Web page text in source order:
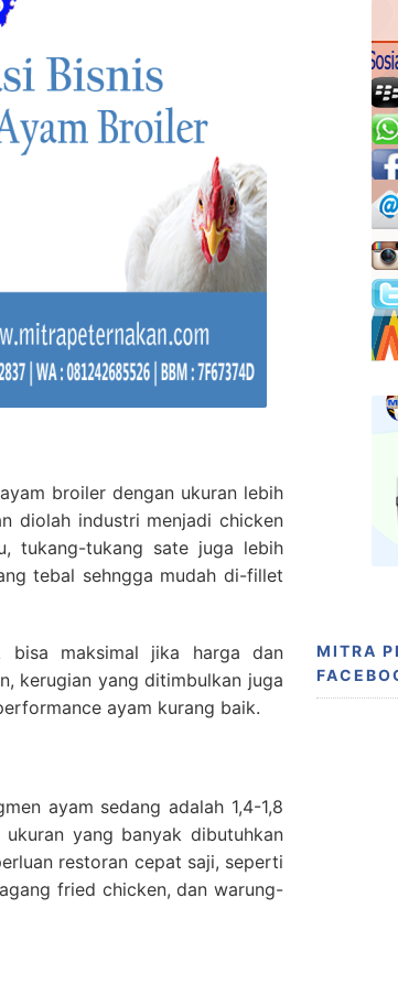
broiler dengan ukuran lebih
diolah industri menjadi chicken
tukang-tukang sate juga lebih
tebal sehngga mudah di-fillet
bisa maksimal jika harga dan
kerugian yang ditimbulkan juga
ayam kurang baik.
ayam sedang adalah 1,4-1,8
yang banyak dibutuhkan
restoran cepat saji, seperti
fried chicken, dan warung-
MITRA